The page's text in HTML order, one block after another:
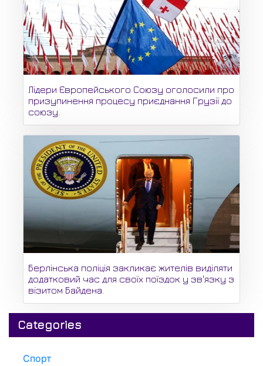
Лідери Європейського Союзу оголосили про
призупинення процесу приєднання Грузії до
союзу.
Берлінська поліція закликає жителів виділяти
додатковий час для своїх поїздок у зв'язку з
візитом Байдена.
Categories
Спорт